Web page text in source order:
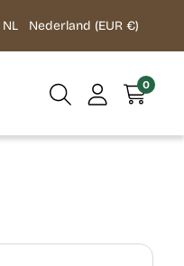
NL Nederland (EUR €)
0